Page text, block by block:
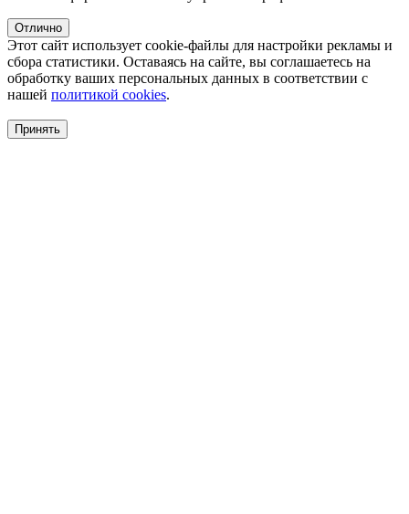
Отлично
Этот сайт использует cookie-файлы для настройки рекламы и
сбора статистики. Оставаясь на сайте, вы соглашаетесь на
обработку ваших персональных данных в соответствии с
нашей политикой cookies.
Принять